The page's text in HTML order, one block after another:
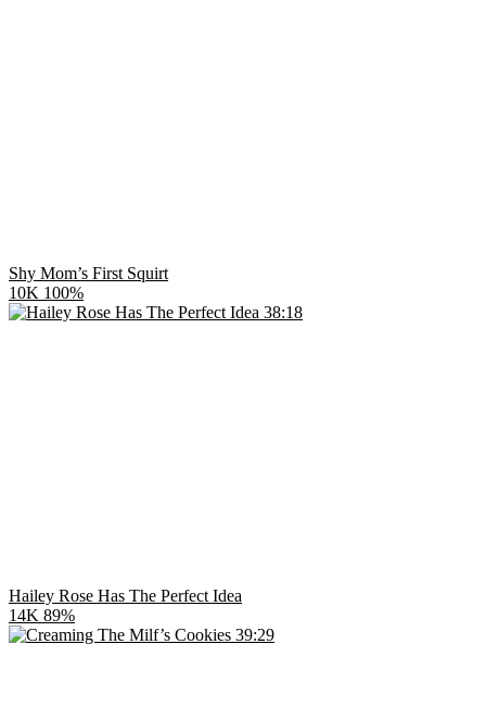
Shy Mom’s First Squirt
10K 100%
38:18
Hailey Rose Has The Perfect Idea
14K 89%
39:29